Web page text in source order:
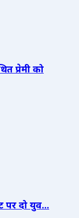
प्रेमी को
पर दो युव...